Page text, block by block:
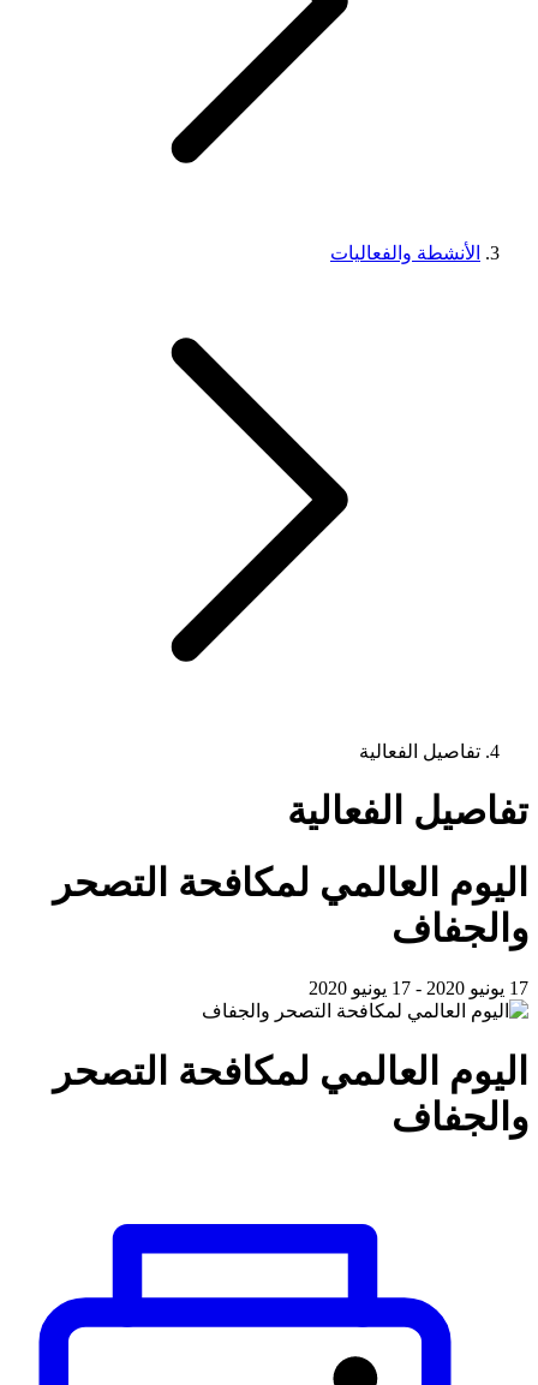
الأنشطة والفعاليات
تفاصيل الفعالية
تفاصيل الفعالية
اليوم العالمي لمكافحة التصحر
والجفاف
17 يونيو 2020 - 17 يونيو 2020
اليوم العالمي لمكافحة التصحر
والجفاف